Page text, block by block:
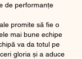
de performanțe
promite să fie o
mai bune echipe
va da totul pe
gloria și a aduce